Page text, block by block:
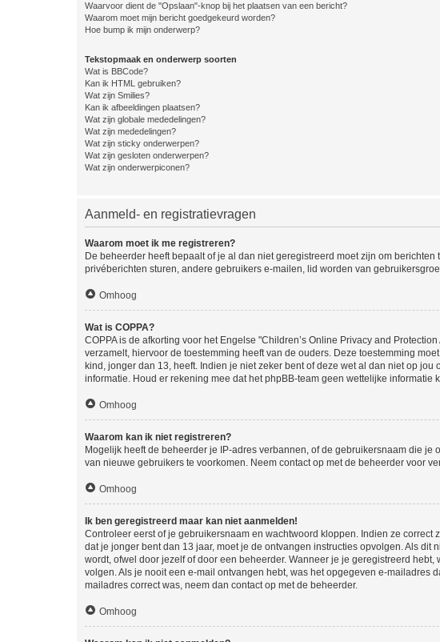
Waarvoor dient de "Opslaan"-knop bij het plaatsen van een bericht?
Waarom moet mijn bericht goedgekeurd worden?
Hoe bump ik mijn onderwerp?
Tekstopmaak en onderwerp soorten
Wat is BBCode?
Kan ik HTML gebruiken?
Wat zijn Smilies?
Kan ik afbeeldingen plaatsen?
Wat zijn globale mededelingen?
Wat zijn mededelingen?
Wat zijn sticky onderwerpen?
Wat zijn gesloten onderwerpen?
Wat zijn onderwerpiconen?
Aanmeld- en registratievragen
Waarom moet ik me registreren?
De beheerder heeft bepaalt of je al dan niet geregistreerd moet zijn om
privéberichten sturen, andere gebruikers e-mailen, lid worden van
Omhoog
Wat is COPPA?
COPPA is de afkorting voor het Engelse "Children’s Online Privacy and
verzamelt, hiervoor de toestemming heeft van de ouders. Deze toestemming
kind, jonger dan 13, heeft. Indien je niet zeker bent of deze wet al dan niet op
informatie. Houd er rekening mee dat het phpBB-team geen wettelijke
Omhoog
Waarom kan ik niet registreren?
Mogelijk heeft de beheerder je IP-adres verbannen, of de gebruikersnaam die
van nieuwe gebruikers te voorkomen. Neem contact op met de beheerder voor
Omhoog
Ik ben geregistreerd maar kan niet aanmelden!
Controleer eerst of je gebruikersnaam en wachtwoord kloppen. Indien ze
dat je jonger bent dan 13 jaar, moet je de ontvangen instructies opvolgen. Als
wordt, ofwel door jezelf of door een beheerder. Wanneer je je geregistreerd
volgen. Als je nooit een e-mail ontvangen hebt, was het opgegeven e-mailadres
mailadres correct was, neem dan contact op met de beheerder.
Omhoog